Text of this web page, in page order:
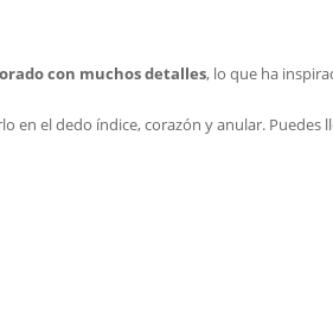
con muchos detalles, lo que ha
en el dedo índice, corazón y anular.